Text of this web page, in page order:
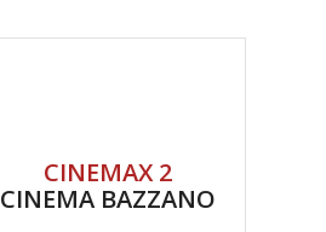
CINEMAX 2
CINEMA BAZZANO